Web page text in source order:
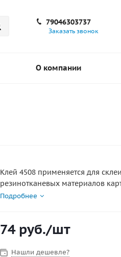
79046303737
Заказать звонок
О компании
Клей 4508 применяется для
резинотканевых материалов
каучук бензин специальные
Подробнее
74руб./шт
Нашли дешевле?